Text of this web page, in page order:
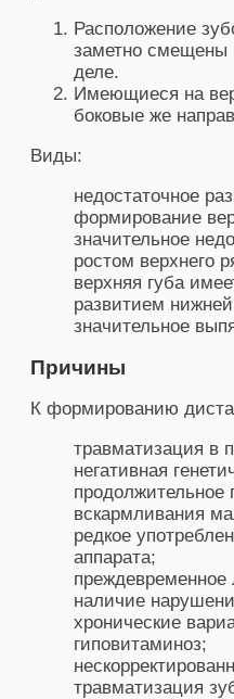
Расположение
заметно смещены
деле.
Имеющиеся на
боковые же
Виды:
недостаточное
формирование
значительное
ростом верхнего
верхняя губа
развитием
значительное
Причины
К формированию
травматизация в
негативная
продолжительное
вскармливания
редкое
аппарата;
наличие
хронические
гиповитаминоз;
травматизация